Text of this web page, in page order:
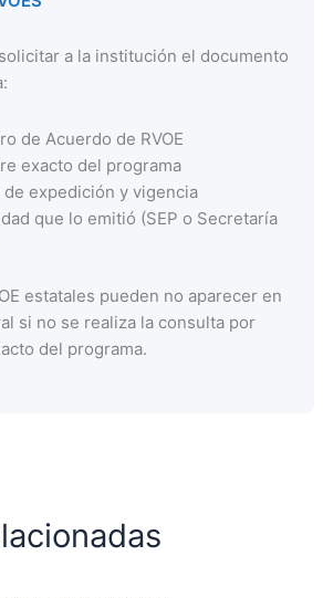
a la institución el documento
de Acuerdo de RVOE
exacto del programa
expedición y vigencia
que lo emitió (SEP o Secretaría
estatales pueden no aparecer en
si no se realiza la consulta por
del programa.